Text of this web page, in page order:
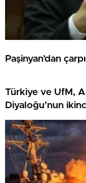
Paşinyan’dan
Türkiye ve UfM,
Diyaloğu’nun ikinci
gerçekleştirdi